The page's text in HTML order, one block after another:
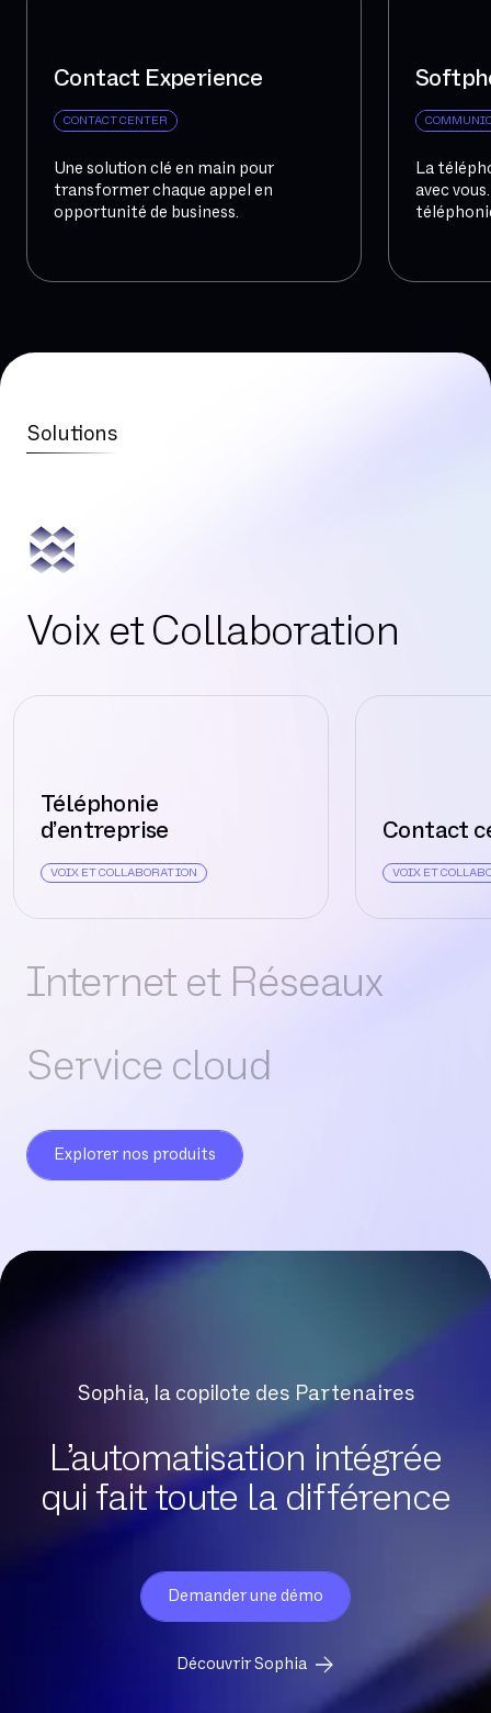
Contact Experience
CONTACT CENTER
Une solution clé en main pour
transformer chaque appel en
opportunité de business.
La
avec
Solutions
Voix et Collaboration
Internet et Réseaux
Service cloud
Téléphonie
d’entreprise
VOIX ET COLLABORATION
Contact
VOIX ET
Explorer nos produits
Sophia, la copilote des Partenaires
L’automatisation intégrée
qui fait toute la différence
Demander une démo
Découvrir Sophia